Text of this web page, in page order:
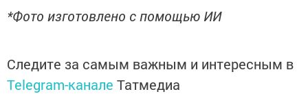
*Фото изготовлено с помощью ИИ
Следите за самым важным и интересным в
Telegram-канале Татмедиа